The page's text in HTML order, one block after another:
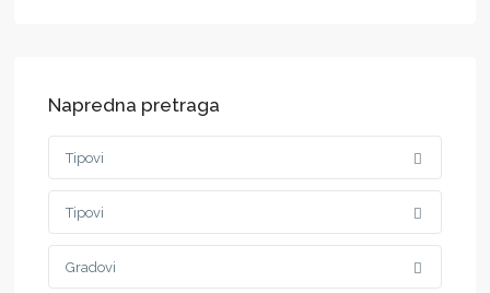
Napredna pretraga
Tipovi
Tipovi
Gradovi